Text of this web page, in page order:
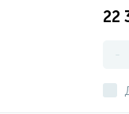
22
-